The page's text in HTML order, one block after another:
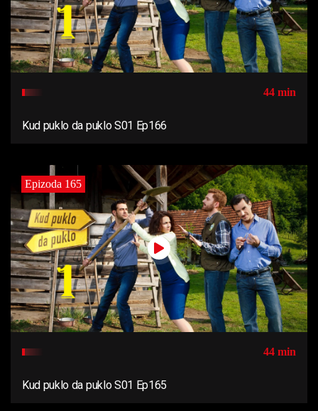
44 min
Kud puklo da puklo S01 Ep166
Epizoda 165
44 min
Kud puklo da puklo S01 Ep165